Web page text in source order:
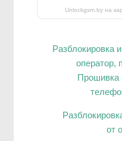
Unlockgsm.by на
Разблокировка
оператор,
Прошивка
от